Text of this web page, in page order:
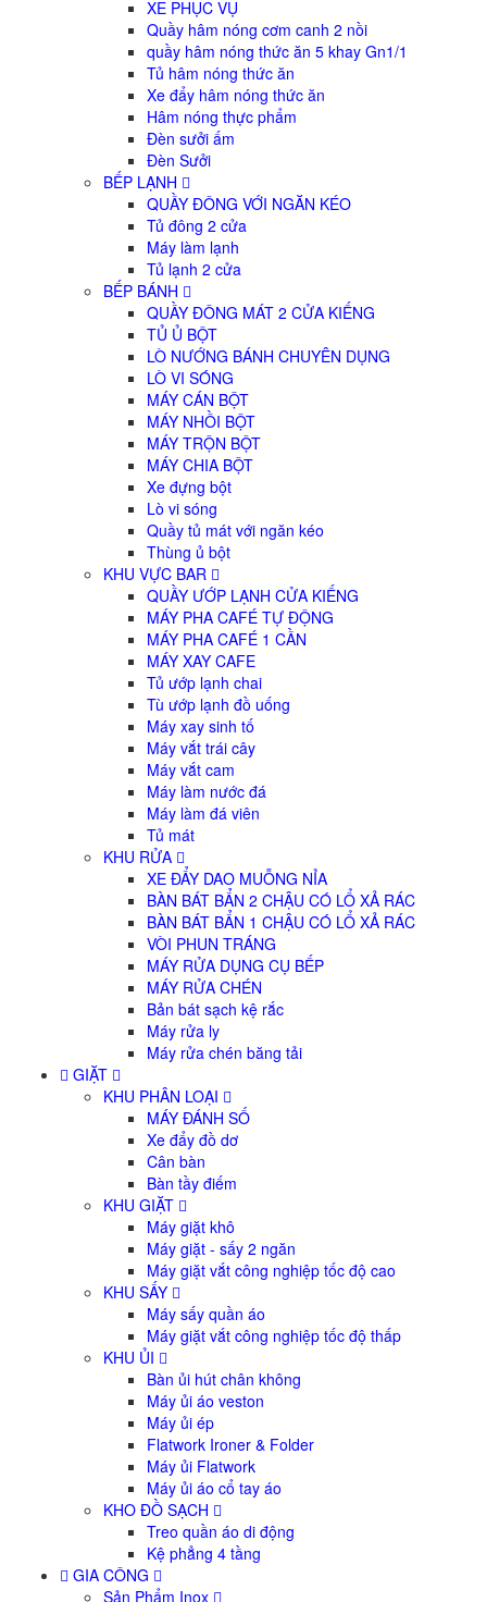
XE PHỤC VỤ
Quầy hâm nóng cơm canh 2 nồi
quầy hâm nóng thức ăn 5 khay Gn1/1
Tủ hâm nóng thức ăn
Xe đẩy hâm nóng thức ăn
Hâm nóng thực phẩm
Đèn sưởi ấm
Đèn Sưởi
BẾP LẠNH
QUẦY ĐÔNG VỚI NGĂN KÉO
Tủ đông 2 cửa
Máy làm lạnh
Tủ lạnh 2 cửa
BẾP BÁNH
QUẦY ĐÔNG MÁT 2 CỬA KIẾNG
TỦ Ủ BỘT
LÒ NƯỚNG BÁNH CHUYÊN DỤNG
LÒ VI SÓNG
MÁY CÁN BỘT
MÁY NHỒI BỘT
MÁY TRỘN BỘT
MÁY CHIA BỘT
Xe đựng bột
Lò vi sóng
Quầy tủ mát với ngăn kéo
Thùng ủ bột
KHU VỰC BAR
QUẦY ƯỚP LẠNH CỬA KIẾNG
MÁY PHA CAFÉ TỰ ĐỘNG
MÁY PHA CAFÉ 1 CẦN
MÁY XAY CAFE
Tủ ướp lạnh chai
Tù ướp lạnh đồ uống
Máy xay sinh tố
Máy vắt trái cây
Máy vắt cam
Máy làm nước đá
Máy làm đá viên
Tủ mát
KHU RỬA
XE ĐẨY DAO MUỖNG NỈA
BÀN BÁT BẨN 2 CHẬU CÓ LỔ XẢ RÁC
BÀN BÁT BẨN 1 CHẬU CÓ LỔ XẢ RÁC
VÒI PHUN TRÁNG
MÁY RỬA DỤNG CỤ BẾP
MÁY RỬA CHÉN
Bản bát sạch kệ rắc
Máy rửa ly
Máy rửa chén băng tải
GIẶT
KHU PHÂN LOẠI
MÁY ĐÁNH SỐ
Xe đẩy đồ dơ
Cân bàn
Bàn tầy điếm
KHU GIẶT
Máy giặt khô
Máy giặt - sấy 2 ngăn
Máy giặt vắt công nghiệp tốc độ cao
KHU SẤY
Máy sấy quần áo
Máy giặt vắt công nghiệp tốc độ thấp
KHU ỦI
Bàn ủi hút chân không
Máy ủi áo veston
Máy ủi ép
Flatwork Ironer & Folder
Máy ủi Flatwork
Máy ủi áo cổ tay áo
KHO ĐỒ SẠCH
Treo quần áo di động
Kệ phẳng 4 tầng
GIA CÔNG
Sản Phẩm Inox